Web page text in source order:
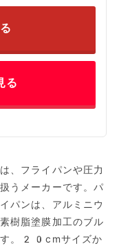
る
、フライパンや圧力
うメーカーです。パ
パンは、アルミニウ
樹脂塗膜加工のブル
す。20cmサイズか